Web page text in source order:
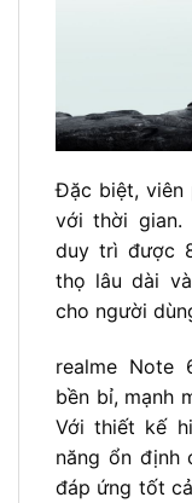
Đặc biệt, viên
với thời gian.
duy trì được
thọ lâu dài
cho người
realme Note
bền bỉ, mạnh
Với thiết kế
năng ổn định
đáp ứng tốt